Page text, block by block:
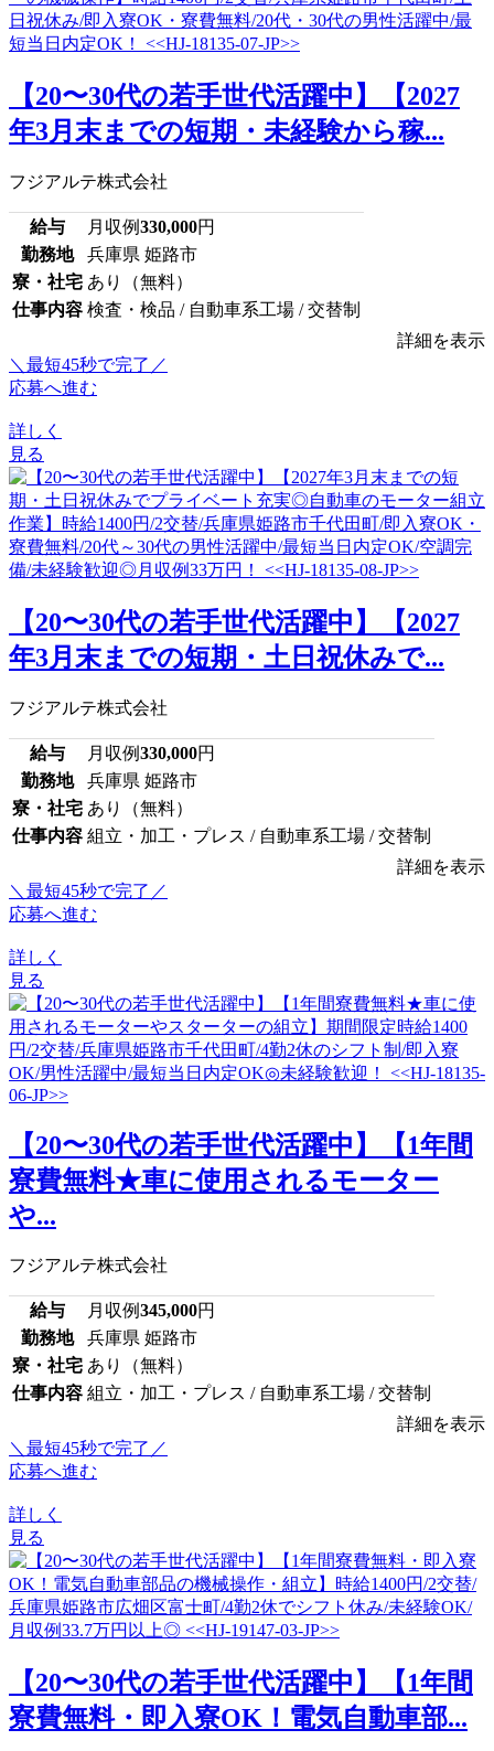
【20〜30代の若手世代活躍中】【2027
年3月末までの短期・未経験から稼...
フジアルテ株式会社
給与 月収例330,000円
勤務地
兵庫県 姫路市
寮・社宅 あり（無料）
仕事内容 検査・検品 / 自動車系工場 / 交替制
詳細を表示
＼最短45秒で完了／
応募へ進む
詳しく
見る
【20〜30代の若手世代活躍中】【2027
年3月末までの短期・土日祝休みで...
フジアルテ株式会社
給与 月収例330,000円
勤務地
兵庫県 姫路市
寮・社宅 あり（無料）
仕事内容 組立・加工・プレス / 自動車系工場 / 交替制
詳細を表示
＼最短45秒で完了／
応募へ進む
詳しく
見る
【20〜30代の若手世代活躍中】【1年間
寮費無料★車に使用されるモーター
や...
フジアルテ株式会社
給与 月収例345,000円
勤務地
兵庫県 姫路市
寮・社宅 あり（無料）
仕事内容 組立・加工・プレス / 自動車系工場 / 交替制
詳細を表示
＼最短45秒で完了／
応募へ進む
詳しく
見る
【20〜30代の若手世代活躍中】【1年間
寮費無料・即入寮OK！電気自動車部...